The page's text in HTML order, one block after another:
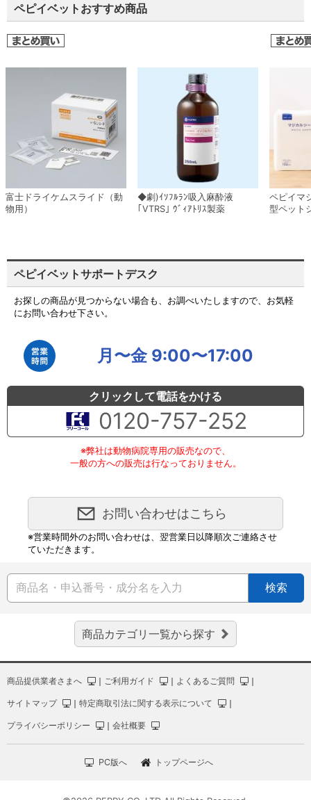
ペピイベットおすすめ商品
富士ドライケムスライド（動
物用）
◆劇)ｲｿﾌﾙﾗﾝ吸入麻酔液
｢VTRS｣ ｳﾞｨｱﾄﾘｽ製薬
ペピイマ
型ペット
ペピイベットサポートデスク
お探しの商品が見つからない場合も、お調べいたしますので、お気軽
にお問い合わせ下さい。
月〜金 9:00〜17:00
クリックして電話をかける
0120-757-252
※弊社は動物病院専用の販売なので、
一般の方への販売は行なっておりません。
お問い合わせはこちら
※営業時間外のお問い合わせは、翌営業日以降順次ご連絡させ
ていただきます。
検索
商品カテゴリ一覧から探す
商品提供業者さまへ ｜ ご利用ガイド ｜ よくあるご質問 ｜
サイトマップ ｜ 特定商取引法に関する表示について ｜
プライバシーポリシー ｜ 会社概要
PC版へ トップページへ